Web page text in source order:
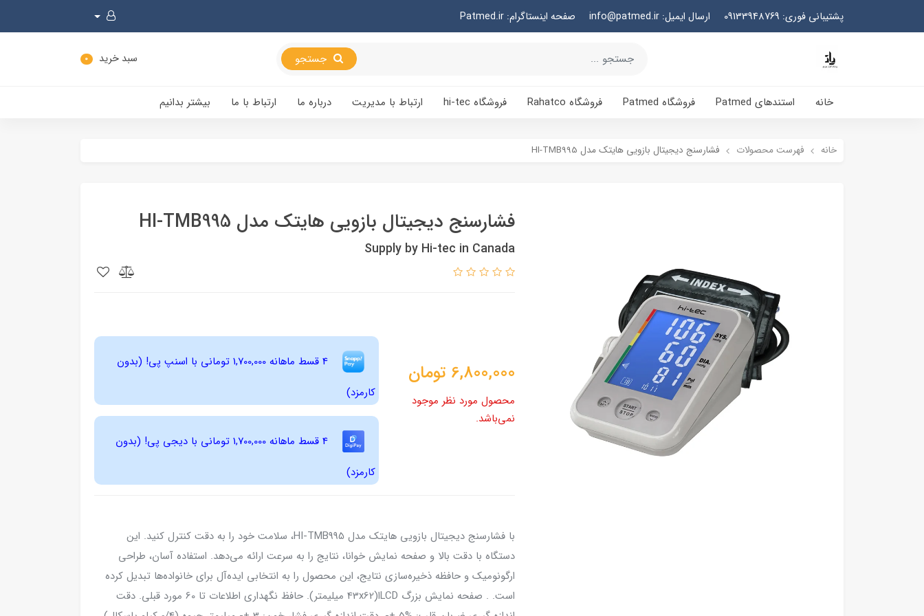
پشتیبانی فوری: 09133948769 ارسال ایمیل: info@patmed.ir صفحه اینستاگرام: Patmed.ir
سبد خرید 0
خانه استندهای Patmed فروشگاه Patmed فروشگاه Rahatco فروشگاه hi-tec ارتباط با مدیریت درباره ما ارتباط با ما بیشتر بدانیم
خانه فهرست محصولات فشارسنج دیجیتال بازویی هایتک مدل HI-TMB995
فشارسنج دیجیتال بازویی هایتک مدل HI-TMB995
Supply by Hi-tec in Canada
6,800,000 تومان
محصول مورد نظر موجود
نمی‌باشد.
4 قسط ماهانه 1,700,000 تومانی با اسنپ ‌پی! (بدون
کارمزد)
4 قسط ماهانه 1,700,000 تومانی با دیجی ‌پی! (بدون
کارمزد)
با فشارسنج دیجیتال بازویی هایتک مدل HI-TMB995، سلامت خود را به دقت کنترل کنید. این
دستگاه با دقت بالا و صفحه نمایش خوانا، نتایج را به سرعت ارائه می‌دهد. استفاده آسان، طراحی
ارگونومیک و حافظه ذخیره‌سازی نتایج، این محصول را به انتخابی ایده‌آل برای خانواده‌ها تبدیل کرده
است. . صفحه نمایش بزرگ LCDا(43x62 میلیمتر). حافظ نگهداری اطلاعات تا 60 مورد قبلی. دقت